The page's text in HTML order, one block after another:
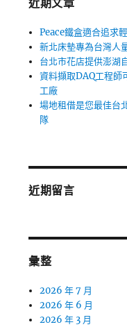
近期文章
Peace鐵盒適合追求
新北床墊專為台灣人
台北市花店提供澎湖
資料擷取DAQ工程師
工廠
場地租借是您最佳台
隊
近期留言
彙整
2026 年 7 月
2026 年 6 月
2026 年 3 月